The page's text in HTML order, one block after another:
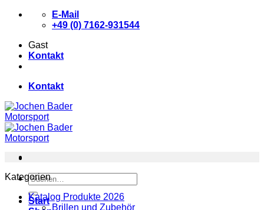
Zum
E-Mail
+49 (0) 7162-931544
Gast
Kontakt
Kontakt
Suchen
nach:
Start
Kategorien
Katalog Produkte 2026
Brillen und Zubehör